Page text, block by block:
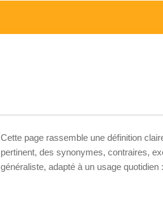
Cette page rassemble une définition
pertinent, des synonymes, contraires,
généraliste, adapté à un usage